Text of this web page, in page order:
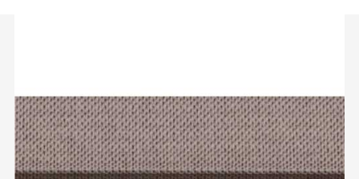
お役立ち情報
FAQ